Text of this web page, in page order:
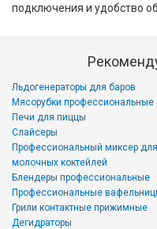
подключения и удобство
Льдогенераторы для баров
Мясорубки профессиональные
Печи для пиццы
Слайсеры
Профессиональный миксер для
молочных коктейлей
Блендеры профессиональные
Профессиональные
Грили контактные прижимные
Дегидраторы